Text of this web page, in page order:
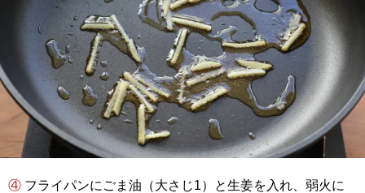
④ フライパンにごま油（大さじ1）と生姜を入れ、弱火に